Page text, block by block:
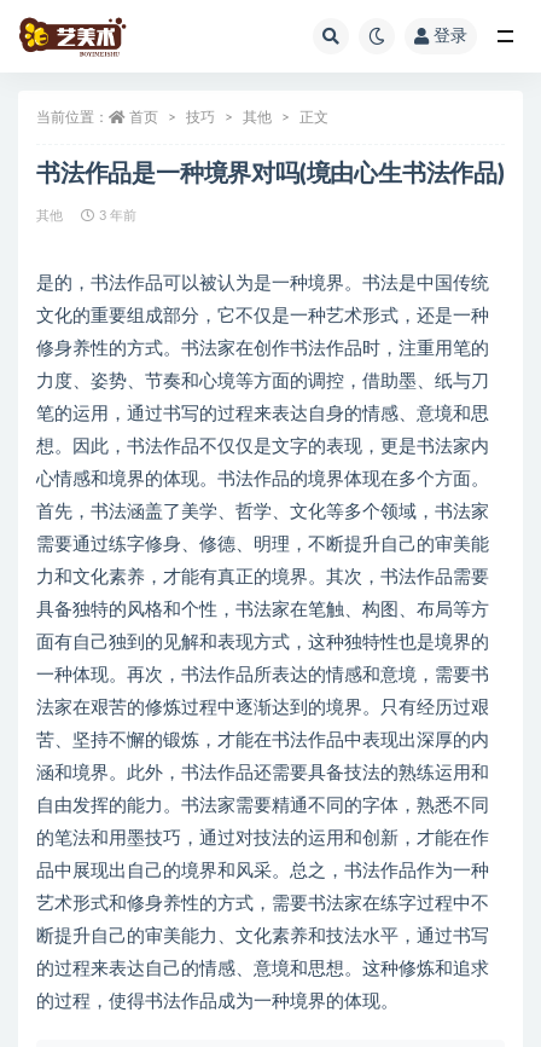
登录
当前位置： 首页 技巧 其他 正文
书法作品是一种境界对吗(境由心生书法作品)
其他 3 年前
是的，书法作品可以被认为是一种境界。书法是中国传统
文化的重要组成部分，它不仅是一种艺术形式，还是一种
修身养性的方式。书法家在创作书法作品时，注重用笔的
力度、姿势、节奏和心境等方面的调控，借助墨、纸与刀
笔的运用，通过书写的过程来表达自身的情感、意境和思
想。因此，书法作品不仅仅是文字的表现，更是书法家内
心情感和境界的体现。书法作品的境界体现在多个方面。
首先，书法涵盖了美学、哲学、文化等多个领域，书法家
需要通过练字修身、修德、明理，不断提升自己的审美能
力和文化素养，才能有真正的境界。其次，书法作品需要
具备独特的风格和个性，书法家在笔触、构图、布局等方
面有自己独到的见解和表现方式，这种独特性也是境界的
一种体现。再次，书法作品所表达的情感和意境，需要书
法家在艰苦的修炼过程中逐渐达到的境界。只有经历过艰
苦、坚持不懈的锻炼，才能在书法作品中表现出深厚的内
涵和境界。此外，书法作品还需要具备技法的熟练运用和
自由发挥的能力。书法家需要精通不同的字体，熟悉不同
的笔法和用墨技巧，通过对技法的运用和创新，才能在作
品中展现出自己的境界和风采。总之，书法作品作为一种
艺术形式和修身养性的方式，需要书法家在练字过程中不
断提升自己的审美能力、文化素养和技法水平，通过书写
的过程来表达自己的情感、意境和思想。这种修炼和追求
的过程，使得书法作品成为一种境界的体现。